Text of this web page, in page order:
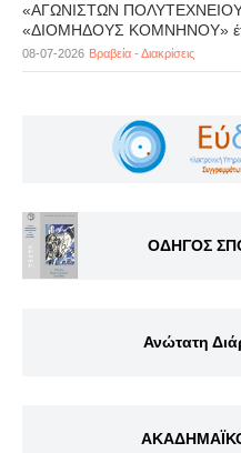
«ΑΓΩΝΙΣΤΩΝ
«ΔΙΟΜΗΔΟΥΣ ΚΟΜΝΗΝΟΥ»
08-07-2026 Βραβεία - Διακρίσεις
ΟΔΗΓΟΣ
Ανώτατη